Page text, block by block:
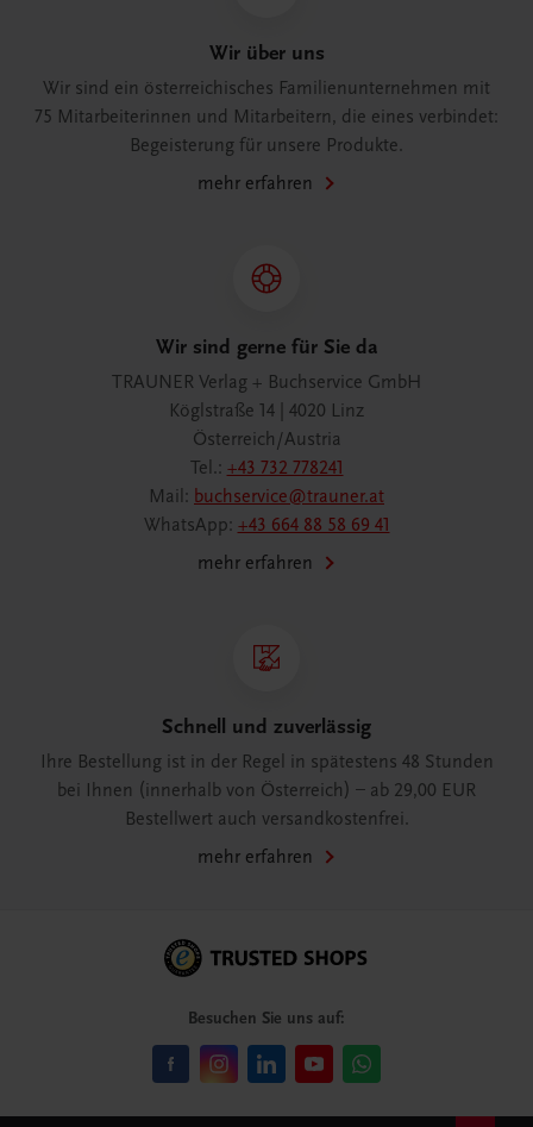
Wir über uns
Wir sind ein österreichisches Familienunternehmen mit
75 Mitarbeiterinnen und Mitarbeitern, die eines verbindet:
Begeisterung für unsere Produkte.
mehr erfahren
Wir sind gerne für Sie da
TRAUNER Verlag + Buchservice GmbH
Köglstraße 14 | 4020 Linz
Österreich/Austria
Tel.: +43 732 778241
Mail: buchservice@trauner.at
WhatsApp: +43 664 88 58 69 41
mehr erfahren
Schnell und zuverlässig
Ihre Bestellung ist in der Regel in spätestens 48 Stunden
bei Ihnen (innerhalb von Österreich) – ab 29,00 EUR
Bestellwert auch versandkostenfrei.
mehr erfahren
Besuchen Sie uns auf: